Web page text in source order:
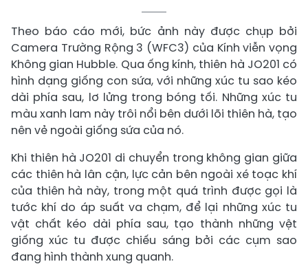
Theo báo cáo mới, bức ảnh này được chụp bởi
Camera Trường Rộng 3 (WFC3) của Kính viễn vọng
Không gian Hubble. Qua ống kính, thiên hà JO201 có
hình dạng giống con sứa, với những xúc tu sao kéo
dài phía sau, lơ lửng trong bóng tối. Những xúc tu
màu xanh lam này trôi nổi bên dưới lõi thiên hà, tạo
nên vẻ ngoài giống sứa của nó.
Khi thiên hà JO201 di chuyển trong không gian giữa
các thiên hà lân cận, lực cản bên ngoài xé toạc khí
của thiên hà này, trong một quá trình được gọi là
tước khí do áp suất va chạm, để lại những xúc tu
vật chất kéo dài phía sau, tạo thành những vệt
giống xúc tu được chiếu sáng bởi các cụm sao
đang hình thành xung quanh.